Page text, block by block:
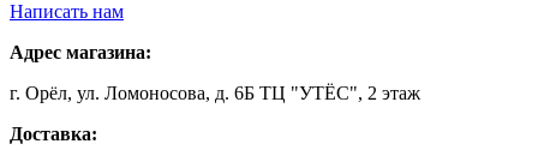
Написать нам
Адрес магазина:
г. Орёл, ул. Ломоносова, д. 6Б ТЦ "УТЁС", 2 этаж
Доставка: